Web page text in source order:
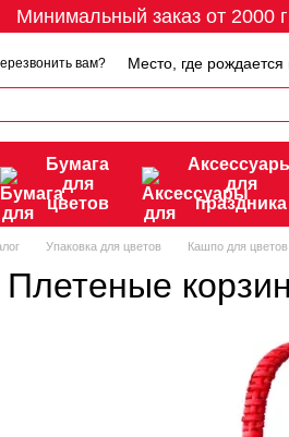
Минимальный заказ от 2000
вам? Место, где рождается
Бумага
для
цветов
для
праздника
Упаковка для цветов Кашпо для цветов
Плетеные